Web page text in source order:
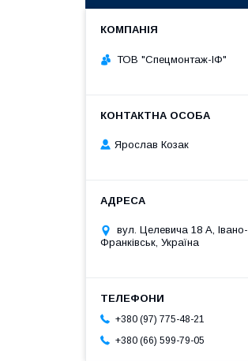
ТОВ "Спецмонтаж-ІФ"
Ярослав Козак
вул. Целевича 18 А, Івано-
Франківськ, Україна
+380 (97) 775-48-21
+380 (66) 599-79-05